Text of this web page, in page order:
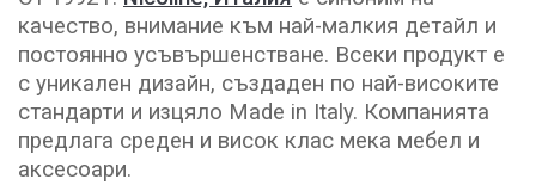
качество, внимание към най-малкия детайл и
постоянно усъвършенстване. Всеки продукт е
с уникален дизайн, създаден по най-високите
стандарти и изцяло Made in Italy. Компанията
предлага среден и висок клас мека мебел и
аксесоари.